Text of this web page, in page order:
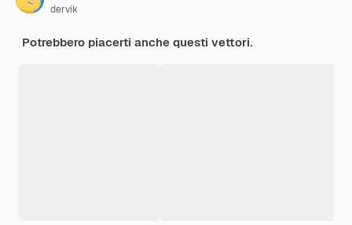
dervik
Potrebbero piacerti anche questi vettori.